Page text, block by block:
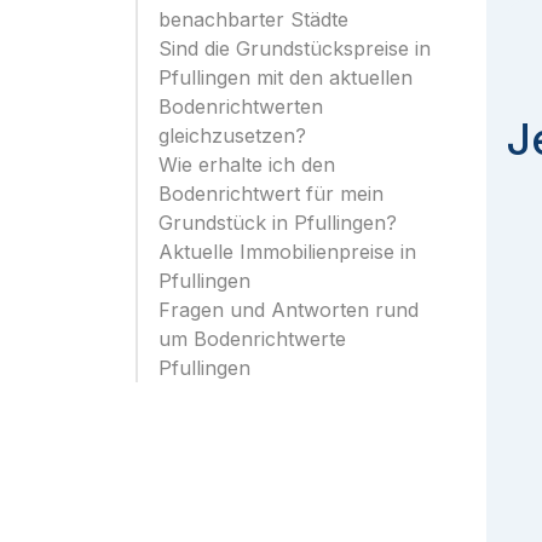
benachbarter Städte
Sind die Grundstückspreise in
Pfullingen mit den aktuellen
Bodenrichtwerten
gleichzusetzen?
Wie erhalte ich den
Bodenrichtwert für mein
Grundstück in Pfullingen?
Aktuelle Immobilienpreise in
Pfullingen
Fragen und Antworten rund
um Bodenrichtwerte
Pfullingen